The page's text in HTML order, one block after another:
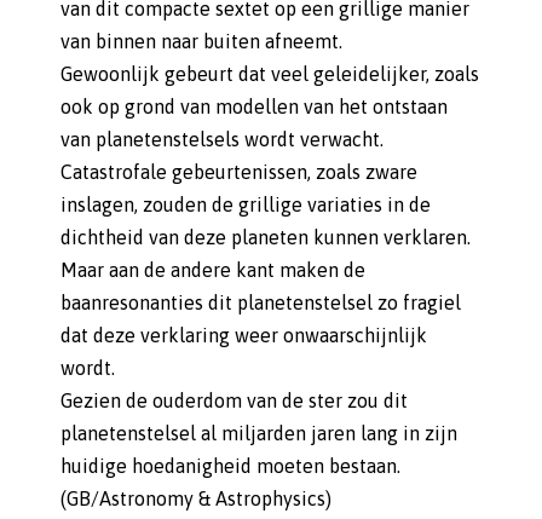
van dit compacte sextet op een grillige manier
van binnen naar buiten afneemt.
Gewoonlijk gebeurt dat veel geleidelijker, zoals
ook op grond van modellen van het ontstaan
van planetenstelsels wordt verwacht.
Catastrofale gebeurtenissen, zoals zware
inslagen, zouden de grillige variaties in de
dichtheid van deze planeten kunnen verklaren.
Maar aan de andere kant maken de
baanresonanties dit planetenstelsel zo fragiel
dat deze verklaring weer onwaarschijnlijk
wordt.
Gezien de ouderdom van de ster zou dit
planetenstelsel al miljarden jaren lang in zijn
huidige hoedanigheid moeten bestaan.
(GB/Astronomy & Astrophysics)